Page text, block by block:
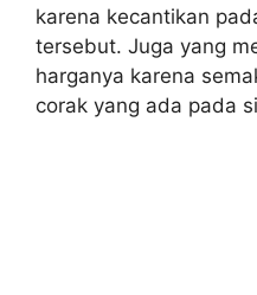
karena kecantikan
tersebut. Juga yang
harganya karena
corak yang ada pada